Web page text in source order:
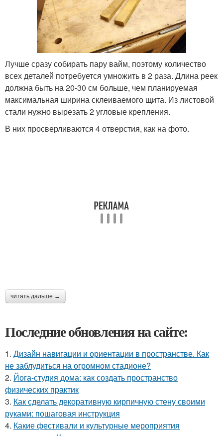
Лучше сразу собирать пару вайм, поэтому количество
всех деталей потребуется умножить в 2 раза. Длина реек
должна быть на 20-30 см больше, чем планируемая
максимальная ширина склеиваемого щита. Из листовой
стали нужно вырезать 2 угловые крепления.
В них просверливаются 4 отверстия, как на фото.
читать дальше →
Последние обновления на сайте:
1. Дизайн навигации и ориентации в пространстве. Как
не заблудиться на огромном стадионе?
2. Йога-студия дома: как создать пространство
физических практик
3. Как сделать декоративную кирпичную стену своими
руками: пошаговая инструкция
4. Какие фестивали и культурные мероприятия